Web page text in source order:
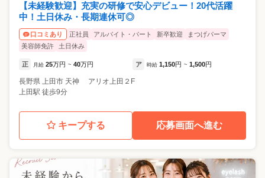
【未経験歓迎】充実の研修で安心デビュー！20代活躍
中！土日休み・長期連休可◎
口コミあり 正社員 アルバイト・パート 新卒歓迎
まつげパーマ
美容師免許
土日休み
正 月給 25万円 ~ 40万円 ア 時給 1,150円 ~ 1,500円
長野県 上田市 天神 アリオ上田２F
上田駅 徒歩9分
キープする 応募画面へ進む